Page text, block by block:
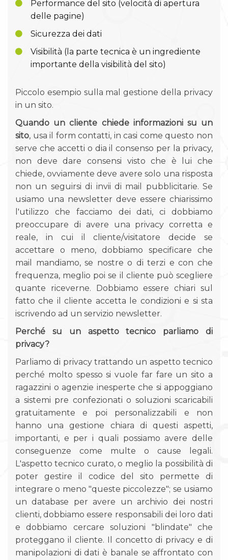
Performance del sito (velocità di apertura
delle pagine)
Sicurezza dei dati
Visibilità (la parte tecnica è un ingrediente
importante della visibilità del sito)
Piccolo esempio sulla mal gestione della privacy
in un sito.
Quando un cliente chiede informazioni su un
sito, usa il form contatti, in casi come questo non
serve che accetti o dia il consenso per la privacy,
non deve dare consensi visto che è lui che
chiede, ovviamente deve avere solo una risposta
non un seguirsi di invii di mail pubblicitarie. Se
usiamo una newsletter deve essere chiarissimo
l'utilizzo che facciamo dei dati, ci dobbiamo
preoccupare di avere una privacy corretta e
reale, in cui il cliente/visitatore decide se
accettare o meno, dobbiamo specificare che
mail mandiamo, se nostre o di terzi e con che
frequenza, meglio poi se il cliente può scegliere
quante riceverne. Dobbiamo essere chiari sul
fatto che il cliente accetta le condizioni e si sta
iscrivendo ad un servizio newsletter.
Perché su un aspetto tecnico parliamo di
privacy?
Parliamo di privacy trattando un aspetto tecnico
perché molto spesso si vuole far fare un sito a
ragazzini o agenzie inesperte che si appoggiano
a sistemi pre confezionati o soluzioni scaricabili
gratuitamente e poi personalizzabili e non
hanno una gestione chiara di questi aspetti,
importanti, e per i quali possiamo avere delle
conseguenze come multe o cause legali.
L'aspetto tecnico curato, o meglio la possibilità di
poter gestire il codice del sito permette di
integrare o meno "queste piccolezze"; se usiamo
un database per avere un archivio dei nostri
clienti, dobbiamo essere responsabili dei loro dati
e dobbiamo cercare soluzioni "blindate" che
proteggano il cliente. Il concetto di privacy e di
manipolazioni di dati è banale se affrontato con